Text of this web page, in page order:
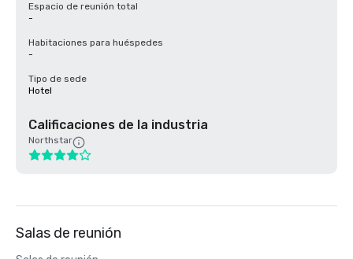
Espacio de reunión total
-
Habitaciones para huéspedes
-
Tipo de sede
Hotel
Calificaciones de la industria
Northstar
Salas de reunión